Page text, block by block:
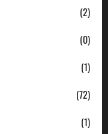
(2)
(0)
(1)
(72)
(1)